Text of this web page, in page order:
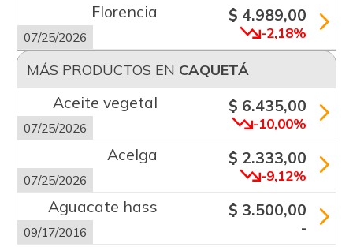
Florencia
07/25/2026
$ 4.989,00
-2,18%
MÁS PRODUCTOS EN CAQUETÁ
Aceite vegetal
07/25/2026
$ 6.435,00
-10,00%
Acelga
07/25/2026
$ 2.333,00
-9,12%
Aguacate hass
09/17/2016
$ 3.500,00
-